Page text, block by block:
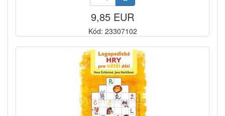
9,85 EUR
Kód: 23307102